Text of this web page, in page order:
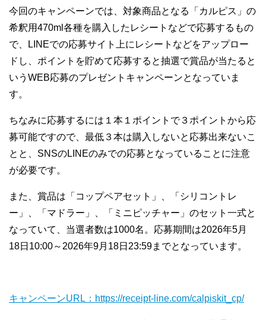
今回のキャンペーンでは、対象商品となる「カルピス」の
希釈用470ml各種を購入したレシートなどで応募するもの
で、LINEでの応募サイト上にレシートなどをアップロー
ドし、ポイントを貯めて応募すると抽選で賞品が当たると
いうWEB応募のプレゼントキャンペーンとなっていま
す。
ちなみに応募するには１本１ポイントで３ポイントから応
募可能ですので、最低３本は購入しないと応募出来ないこ
とと、SNSのLINEのみでの応募となっていることに注意
が必要です。
また、賞品は「コップペアセット」、「シリコントレ
ー」、「マドラー」、「ミニピッチャー」のセット一式と
なっていて、当選者数は1000名。応募期間は2026年5月
18日10:00～2026年9月18日23:59までとなっています。
キャンペーンURL：https://receipt-line.com/calpiskit_cp/